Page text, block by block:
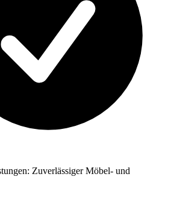
Zuverlässiger Möbel- und